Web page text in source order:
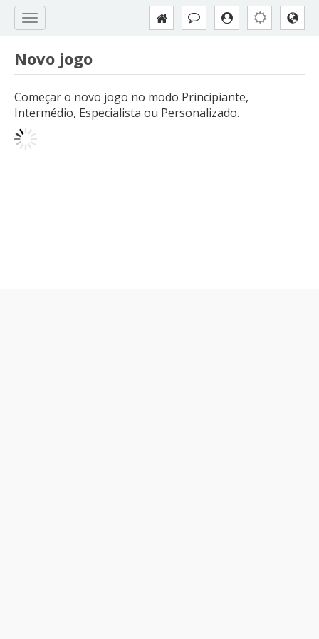
Novo jogo
Começar o novo jogo no modo Principiante,
Intermédio, Especialista ou Personalizado.